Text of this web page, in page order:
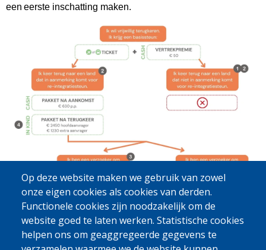
een eerste inschatting maken.
Op deze website maken we gebruik van zowel
onze eigen cookies als cookies van derden.
Functionele cookies zijn noodzakelijk om de
website goed te laten werken. Statistische cookies
helpen ons om geaggregeerde gegevens te